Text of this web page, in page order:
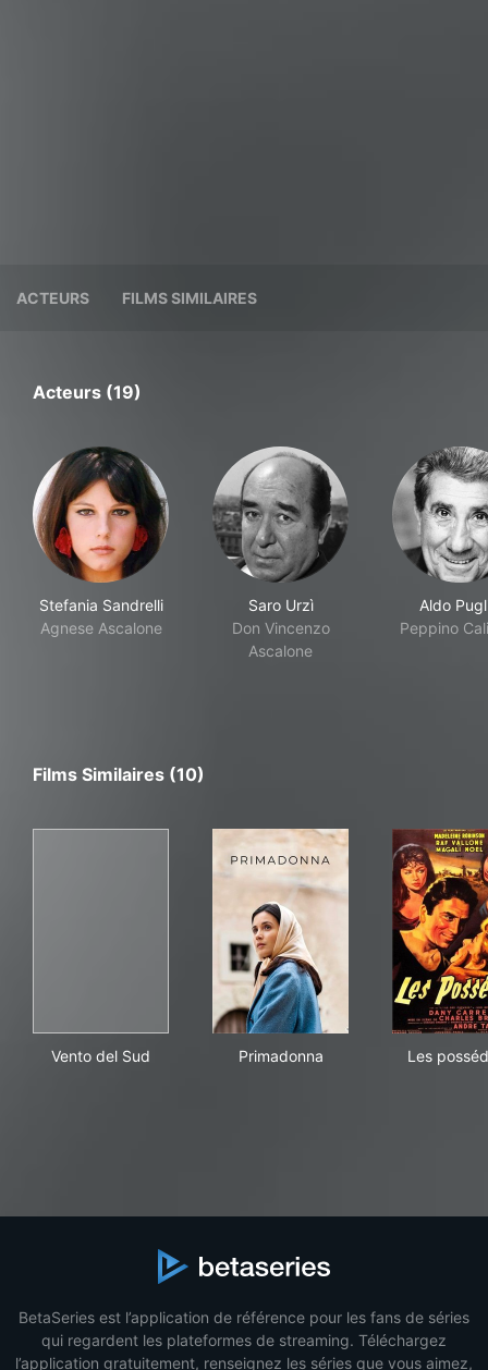
ACTEURS FILMS SIMILAIRES
Acteurs (19)
Stefania Sandrelli
Agnese Ascalone
Saro Urzì
Don Vincenzo
Ascalone
Aldo
Peppino
Films Similaires (10)
Vento del Sud Primadonna Les
BetaSeries est l’application de référence pour les fans de séries
qui regardent les plateformes de streaming. Téléchargez
l’application gratuitement, renseignez les séries que vous aimez,